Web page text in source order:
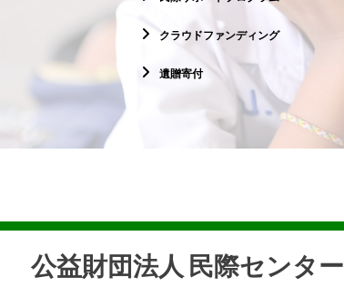
クラウドファンディング
遺贈寄付
公益財団法人 民際センター